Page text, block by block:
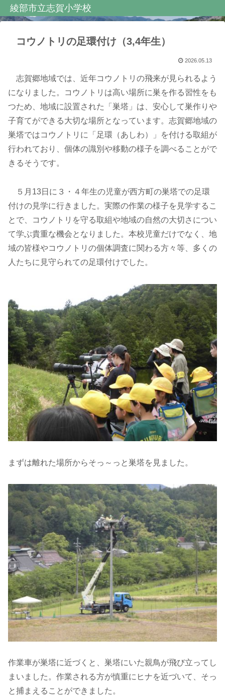
綾部市立志賀小学校
コウノトリの足環付け（3,4年生）
2026.05.13
志賀郷地域では、近年コウノトリの飛来が見られるよう
になりました。コウノトリは高い場所に巣を作る習性をも
つため、地域に設置された「巣塔」は、安心して巣作りや
子育てができる大切な場所となっています。志賀郷地域の
巣塔ではコウノトリに「足環（あしわ）」を付ける取組が
行われており、個体の識別や移動の様子を調べることがで
きるそうです。
５月13日に３・４年生の児童が西方町の巣塔での足環
付けの見学に行きました。実際の作業の様子を見学するこ
とで、コウノトリを守る取組や地域の自然の大切さについ
て学ぶ貴重な機会となりました。本校児童だけでなく、地
域の皆様やコウノトリの個体調査に関わる方々等、多くの
人たちに見守られての足環付けでした。
まずは離れた場所からそっ～っと巣塔を見ました。
作業車が巣塔に近づくと、巣塔にいた親鳥が飛び立ってし
まいました。作業される方が慎重にヒナを近づいて、そっ
と捕まえることができました。